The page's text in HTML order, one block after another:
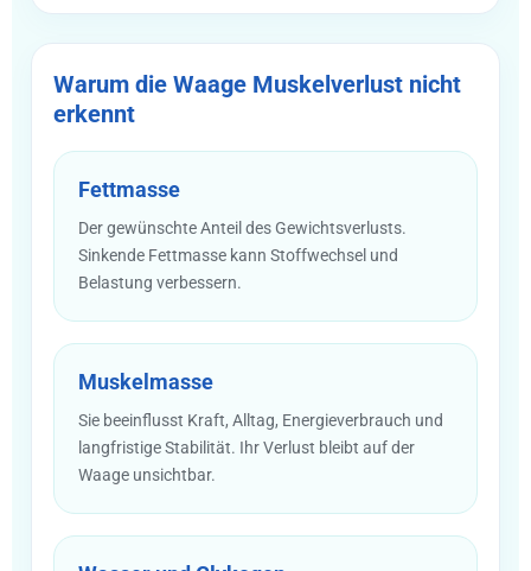
Warum die Waage Muskelverlust nicht
erkennt
Fettmasse
Der gewünschte Anteil des Gewichtsverlusts.
Sinkende Fettmasse kann Stoffwechsel und
Belastung verbessern.
Muskelmasse
Sie beeinflusst Kraft, Alltag, Energieverbrauch und
langfristige Stabilität. Ihr Verlust bleibt auf der
Waage unsichtbar.